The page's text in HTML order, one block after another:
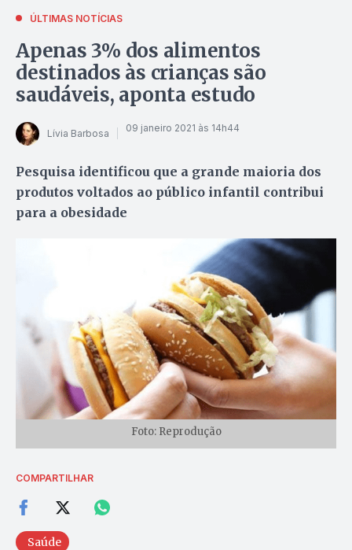
ÚLTIMAS NOTÍCIAS
Apenas 3% dos alimentos
destinados às crianças são
saudáveis, aponta estudo
Lívia Barbosa 09 janeiro 2021 às 14h44
Pesquisa identificou que a grande maioria dos
produtos voltados ao público infantil contribui
para a obesidade
Foto: Reprodução
COMPARTILHAR
Saúde